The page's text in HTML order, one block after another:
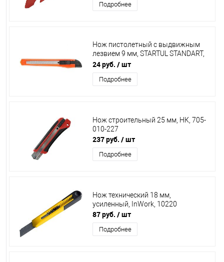
Подробнее
Нож пистолетный с выдвижным
лезвием 9 мм, STARTUL STANDART,
ST0937
24 руб. / шт
Подробнее
Нож строительный 25 мм, НК, 705-
010-227
237 руб. / шт
Подробнее
Нож технический 18 мм,
усиленный, InWork, 10220
87 руб. / шт
Подробнее